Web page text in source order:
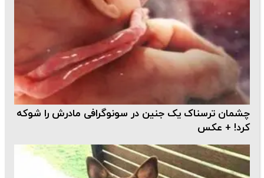
چشمان ترسناک یک جنین در سونوگرافی مادرش را شوکه
کرد! + عکس